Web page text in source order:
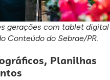
gerações com tablet digital
Conteúdo do Sebrae/PR.
Planilhas